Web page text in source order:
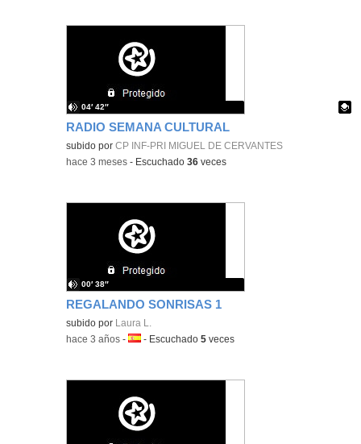
RADIO SEMANA CULTURAL
Contenido educativo.
subido porCP INF-PRI MIGUEL DE CERVANTES
04′ 42″
-hace 3 meses - Escuchado36 veces
REGALANDO SONRISAS 1
subido por Laura L.
00′ 38″
-hace 3 años -Idioma:
- Escuchado5 veces